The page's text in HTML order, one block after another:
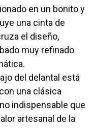
en un bonito y
una cinta de
el diseño,
muy refinado
del delantal está
una clásica
indispensable que
artesanal de la